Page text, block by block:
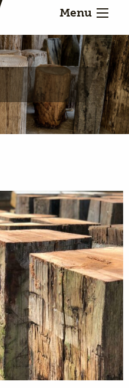
Menu